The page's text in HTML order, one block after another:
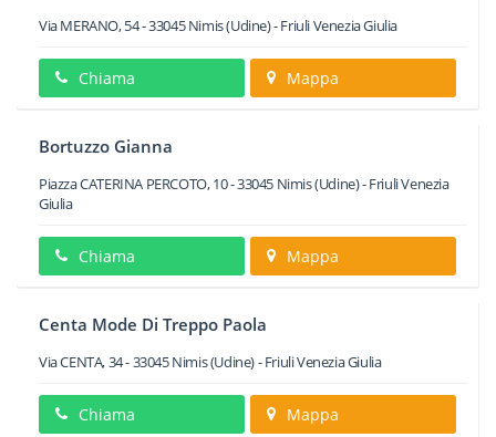
Via MERANO, 54-33045 Nimis(Udine) -Friuli Venezia Giulia
Chiama Mappa
Bortuzzo Gianna
Piazza CATERINA PERCOTO, 10-33045 Nimis(Udine) -Friuli Venezia
Giulia
Chiama Mappa
Centa Mode Di Treppo Paola
Via CENTA, 34-33045Nimis(Udine) -Friuli Venezia Giulia
Chiama Mappa